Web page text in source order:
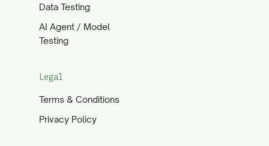
Data Testing
AI Agent / Model
Testing
Legal
Terms & Conditions
Privacy Policy